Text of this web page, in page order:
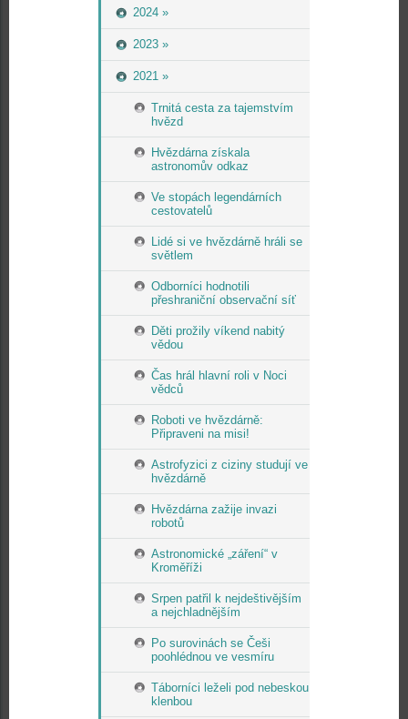
2024 »
2023 »
2021 »
Trnitá cesta za tajemstvím
hvězd
Hvězdárna získala
astronomův odkaz
Ve stopách legendárních
cestovatelů
Lidé si ve hvězdárně hráli se
světlem
Odborníci hodnotili
přeshraniční observační síť
Děti prožily víkend nabitý
vědou
Čas hrál hlavní roli v Noci
vědců
Roboti ve hvězdárně:
Připraveni na misi!
Astrofyzici z ciziny studují ve
hvězdárně
Hvězdárna zažije invazi
robotů
Astronomické „záření“ v
Kroměříži
Srpen patřil k nejdeštivějším
a nejchladnějším
Po surovinách se Češi
poohlédnou ve vesmíru
Táborníci leželi pod nebeskou
klenbou